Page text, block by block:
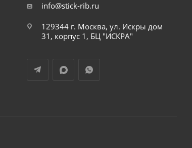
info@stick-rib.ru
129344 г. Москва, ул. Искры дом
31, корпус 1, БЦ "ИСКРА"